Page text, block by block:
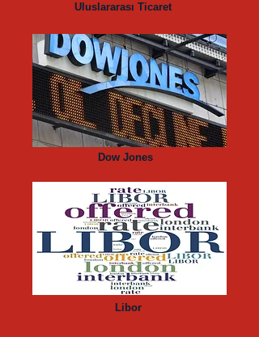
Uluslararası Ticaret
Dow Jones
Libor